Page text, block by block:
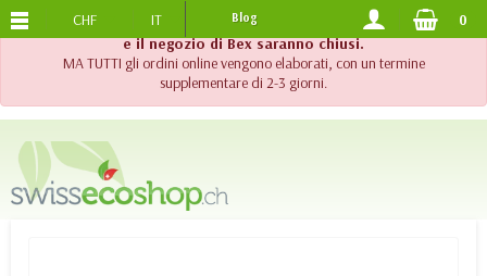
!! Importante !! Fino al 20 agosto 2026, l'assistenza telefonica
e il negozio di Bex saranno chiusi.
MA TUTTI gli ordini online vengono elaborati, con un termine
supplementare di 2-3 giorni.
SPEDIZIONE GRATUITADA 120.-
CHF IT Blog 0